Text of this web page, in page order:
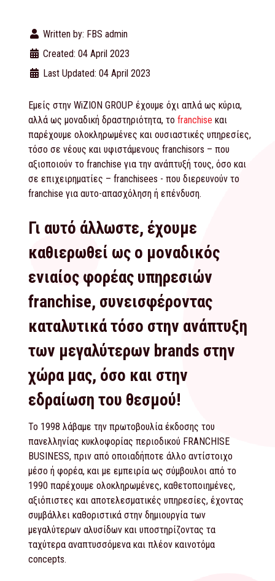
Written by: FBS admin
Created: 04 April 2023
Last Updated: 04 April 2023
Εμείς στην WiZION GROUP έχουμε όχι απλά ως κύρια,
αλλά ως μοναδική δραστηριότητα, το franchise και
παρέχουμε ολοκληρωμένες και ουσιαστικές υπηρεσίες,
τόσο σε νέους και υφιστάμενους franchisors – που
αξιοποιούν το franchise για την ανάπτυξή τους, όσο και
σε επιχειρηματίες – franchisees - που διερευνούν το
franchise για αυτο-απασχόληση ή επένδυση.
Γι αυτό άλλωστε, έχουμε
καθιερωθεί ως ο μοναδικός
ενιαίος φορέας υπηρεσιών
franchise, συνεισφέροντας
καταλυτικά τόσο στην ανάπτυξη
των μεγαλύτερων brands στην
χώρα μας, όσο και στην
εδραίωση του θεσμού!
Το 1998 λάβαμε την πρωτοβουλία έκδοσης του
πανελληνίας κυκλοφορίας περιοδικού FRANCHISE
BUSINESS, πριν από οποιαδήποτε άλλο αντίστοιχο
μέσο ή φορέα, και με εμπειρία ως σύμβουλοι από το
1990 παρέχουμε ολοκληρωμένες, καθετοποιημένες,
αξιόπιστες και αποτελεσματικές υπηρεσίες, έχοντας
συμβάλλει καθοριστικά στην δημιουργία των
μεγαλύτερων αλυσίδων και υποστηρίζοντας τα
ταχύτερα αναπτυσσόμενα και πλέον καινοτόμα
concepts.